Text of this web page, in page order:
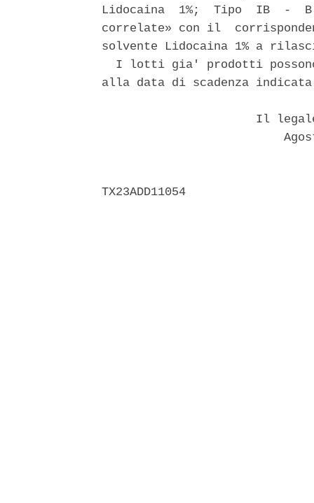
Lidocaina  1%;  Tipo  IB  -
correlate» con il
solvente Lidocaina 1% a
I lotti gia' prodotti
alla data di scadenza
Il